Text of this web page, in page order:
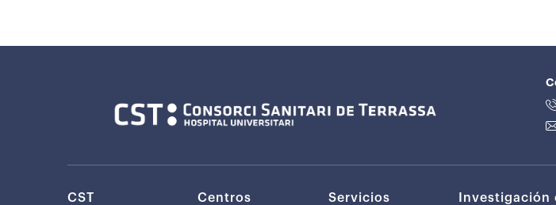
CST Centros Servicios
Investigación